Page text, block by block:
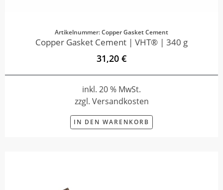
Artikelnummer: Copper Gasket Cement
Copper Gasket Cement | VHT® | 340 g
31,20 €
inkl. 20 % MwSt.
zzgl. Versandkosten
IN DEN WARENKORB